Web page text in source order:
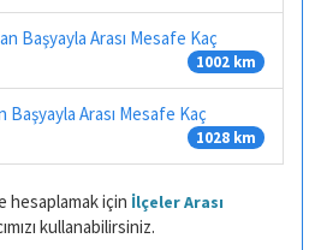
Başyayla Arası Mesafe Kaç
1002 km
Başyayla Arası Mesafe Kaç
1028 km
hesaplamak için İlçeler Arası
kullanabilirsiniz.